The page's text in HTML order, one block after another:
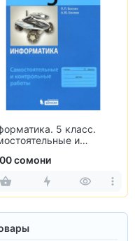
5 класс.
и
сомони